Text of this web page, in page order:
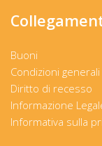
Buoni
Condizioni
Diritto di recesso
Informazione
Informativa sulla